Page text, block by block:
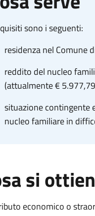
sono i seguenti:
residenza nel Comune
reddito del nucleo
(attualmente €
situazione contingente
nucleo familiare in
si
economico o